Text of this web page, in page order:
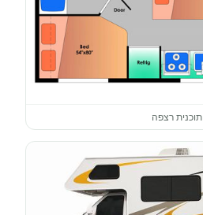
תוכנית רצפה